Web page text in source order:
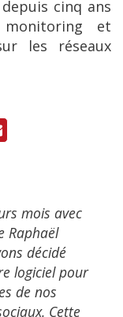
cinq ans
et
les réseaux
mois avec
Raphaël
décidé
logiciel pour
de nos
Cette